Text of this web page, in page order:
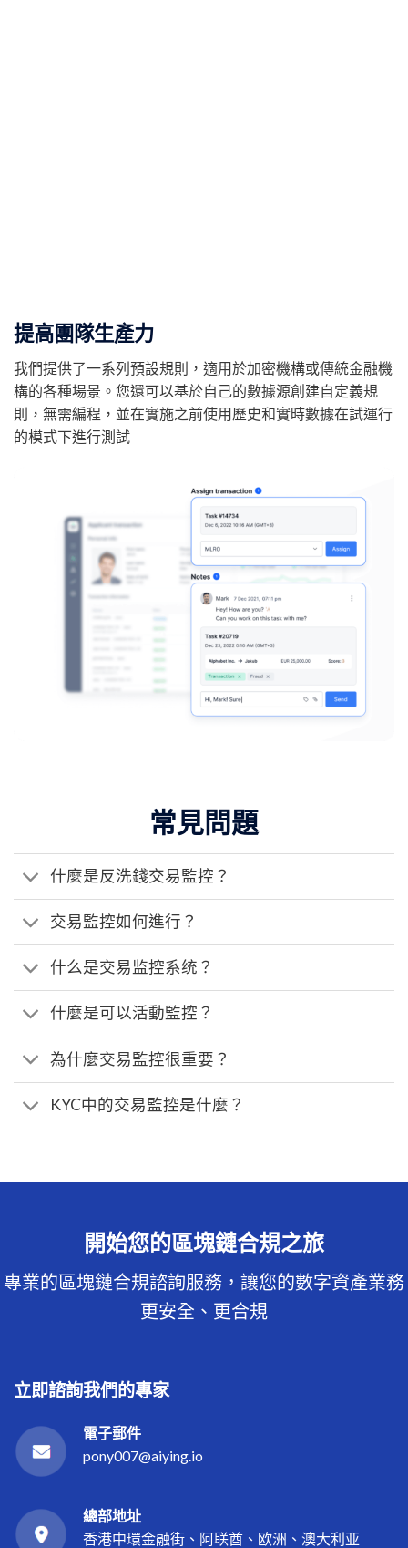
提高團隊生產力
我們提供了一系列預設規則，適用於加密機構或傳統金融機
構的各種場景。您還可以基於自己的數據源創建自定義規
則，無需編程，並在實施之前使用歷史和實時數據在試運行
的模式下進行測試
常見問題
什麼是反洗錢交易監控？
交易監控如何進行？
什么是交易监控系统？
什麼是可以活動監控？
為什麼交易監控很重要？
KYC中的交易監控是什麼？
開始您的區塊鏈合規之旅
專業的區塊鏈合規諮詢服務，讓您的數字資產業務
更安全、更合規
立即諮詢我們的專家
電子郵件
pony007@aiying.io
總部地址
香港中環金融街、阿联酋、欧洲、澳大利亚